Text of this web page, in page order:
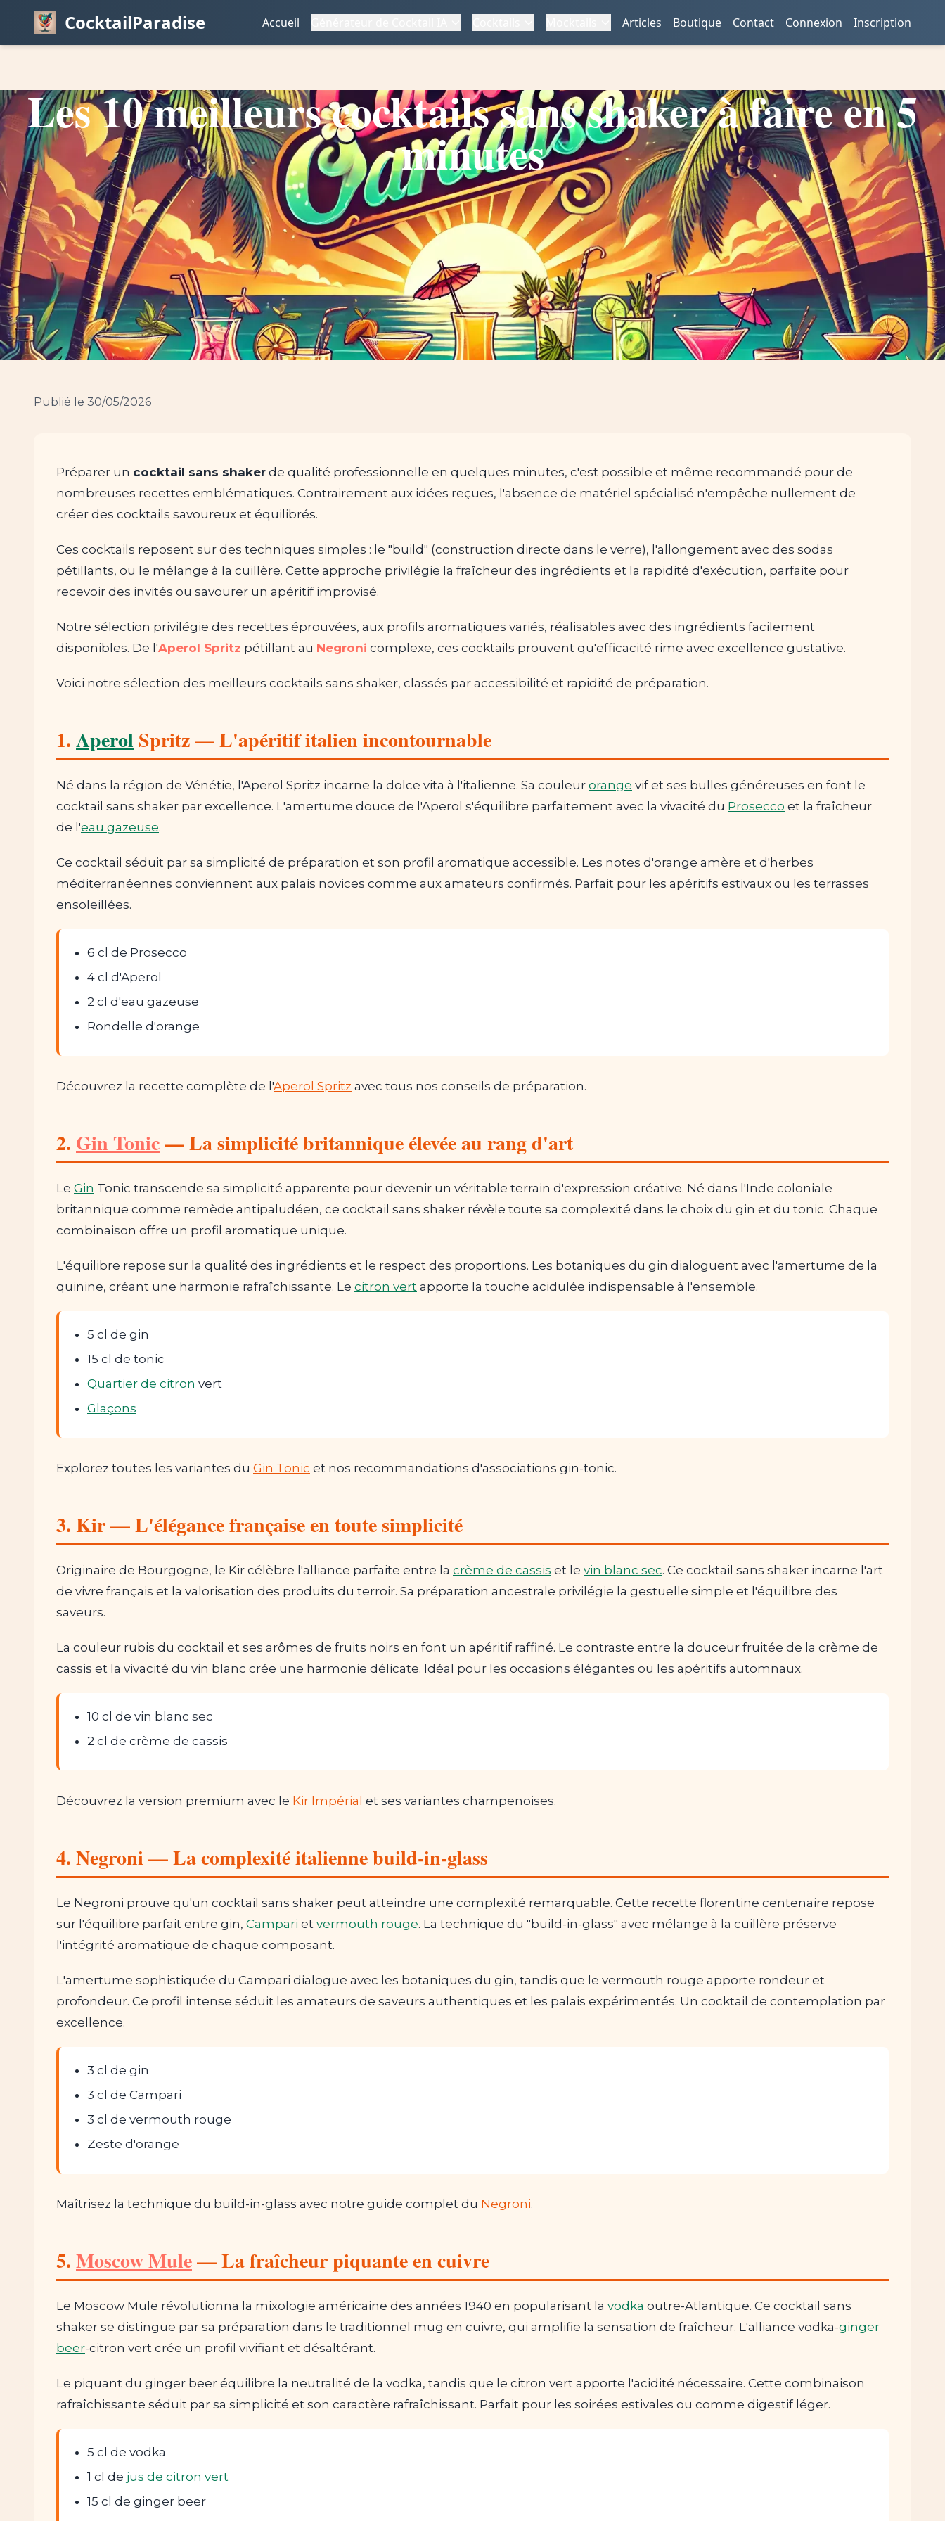
CocktailParadise Accueil Articles Boutique Contact Connexion Inscription
Les 10 meilleurs cocktails sans shaker à faire en 5
minutes
Publié le 30/05/2026
Préparer un cocktail sans shaker de qualité professionnelle en quelques minutes, c'est possible et même recommandé pour de
nombreuses recettes emblématiques. Contrairement aux idées reçues, l'absence de matériel spécialisé n'empêche nullement de
créer des cocktails savoureux et équilibrés.
Ces cocktails reposent sur des techniques simples : le "build" (construction directe dans le verre), l'allongement avec des sodas
pétillants, ou le mélange à la cuillère. Cette approche privilégie la fraîcheur des ingrédients et la rapidité d'exécution, parfaite pour
recevoir des invités ou savourer un apéritif improvisé.
Notre sélection privilégie des recettes éprouvées, aux profils aromatiques variés, réalisables avec des ingrédients facilement
disponibles. De l'Aperol Spritz pétillant au Negroni complexe, ces cocktails prouvent qu'efficacité rime avec excellence gustative.
Voici notre sélection des meilleurs cocktails sans shaker, classés par accessibilité et rapidité de préparation.
1.Aperol Spritz — L'apéritif italien incontournable
Né dans la région de Vénétie, l'Aperol Spritz incarne la dolce vita à l'italienne. Sa couleur orange vif et ses bulles généreuses en font le
cocktail sans shaker par excellence. L'amertume douce de l'Aperol s'équilibre parfaitement avec la vivacité du Prosecco et la fraîcheur
de l'eau gazeuse.
Ce cocktail séduit par sa simplicité de préparation et son profil aromatique accessible. Les notes d'orange amère et d'herbes
méditerranéennes conviennent aux palais novices comme aux amateurs confirmés. Parfait pour les apéritifs estivaux ou les terrasses
ensoleillées.
6 cl de Prosecco
4 cl d'Aperol
2 cl d'eau gazeuse
Rondelle d'orange
Découvrez la recette complète de l'Aperol Spritz avec tous nos conseils de préparation.
2. Gin Tonic— La simplicité britannique élevée au rang d'art
Le Gin Tonic transcende sa simplicité apparente pour devenir un véritable terrain d'expression créative. Né dans l'Inde coloniale
britannique comme remède antipaludéen, ce cocktail sans shaker révèle toute sa complexité dans le choix du gin et du tonic. Chaque
combinaison offre un profil aromatique unique.
L'équilibre repose sur la qualité des ingrédients et le respect des proportions. Les botaniques du gin dialoguent avec l'amertume de la
quinine, créant une harmonie rafraîchissante. Le citron vert apporte la touche acidulée indispensable à l'ensemble.
5 cl de gin
15 cl de tonic
Quartier de citron vert
Glaçons
Explorez toutes les variantes du Gin Tonic et nos recommandations d'associations gin-tonic.
3. Kir — L'élégance française en toute simplicité
Originaire de Bourgogne, le Kir célèbre l'alliance parfaite entre la crème de cassis et le vin blanc sec. Ce cocktail sans shaker incarne l'art
de vivre français et la valorisation des produits du terroir. Sa préparation ancestrale privilégie la gestuelle simple et l'équilibre des
saveurs.
La couleur rubis du cocktail et ses arômes de fruits noirs en font un apéritif raffiné. Le contraste entre la douceur fruitée de la crème de
cassis et la vivacité du vin blanc crée une harmonie délicate. Idéal pour les occasions élégantes ou les apéritifs automnaux.
10 cl de vin blanc sec
2 cl de crème de cassis
Découvrez la version premium avec le Kir Impérial et ses variantes champenoises.
4. Negroni — La complexité italienne build-in-glass
Le Negroni prouve qu'un cocktail sans shaker peut atteindre une complexité remarquable. Cette recette florentine centenaire repose
sur l'équilibre parfait entre gin, Campari et vermouth rouge. La technique du "build-in-glass" avec mélange à la cuillère préserve
l'intégrité aromatique de chaque composant.
L'amertume sophistiquée du Campari dialogue avec les botaniques du gin, tandis que le vermouth rouge apporte rondeur et
profondeur. Ce profil intense séduit les amateurs de saveurs authentiques et les palais expérimentés. Un cocktail de contemplation par
excellence.
3 cl de gin
3 cl de Campari
3 cl de vermouth rouge
Zeste d'orange
Maîtrisez la technique du build-in-glass avec notre guide complet du Negroni.
5.Moscow Mule— La fraîcheur piquante en cuivre
Le Moscow Mule révolutionna la mixologie américaine des années 1940 en popularisant la vodka outre-Atlantique. Ce cocktail sans
shaker se distingue par sa préparation dans le traditionnel mug en cuivre, qui amplifie la sensation de fraîcheur. L'alliance vodka-ginger
beer-citron vert crée un profil vivifiant et désaltérant.
Le piquant du ginger beer équilibre la neutralité de la vodka, tandis que le citron vert apporte l'acidité nécessaire. Cette combinaison
rafraîchissante séduit par sa simplicité et son caractère rafraîchissant. Parfait pour les soirées estivales ou comme digestif léger.
5 cl de vodka
1 cl de jus de citron vert
15 cl de ginger beer